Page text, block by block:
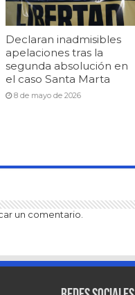
Declaran inadmisibles
apelaciones tras la
segunda absolución en
el caso Santa Marta
8 de mayo de 2026
un comentario.